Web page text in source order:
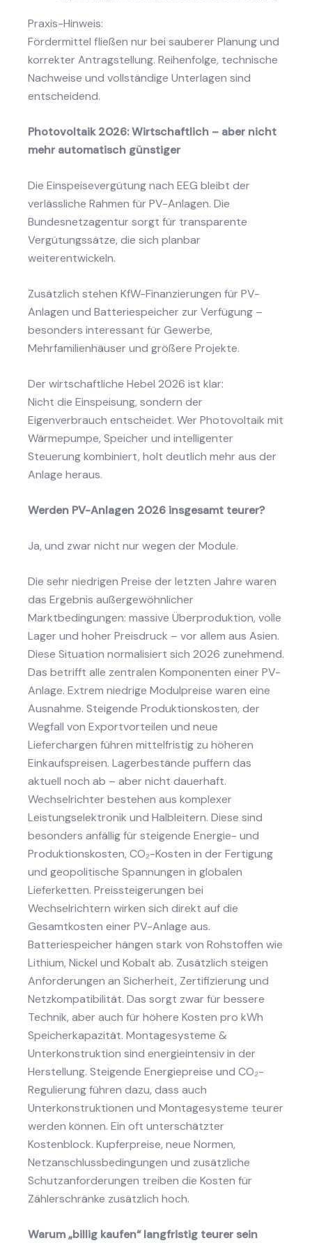
Praxis-Hinweis:
Fördermittel fließen nur bei sauberer Planung und
korrekter Antragstellung. Reihenfolge, technische
Nachweise und vollständige Unterlagen sind
entscheidend.
Photovoltaik 2026: Wirtschaftlich – aber nicht
mehr automatisch günstiger
Die Einspeisevergütung nach EEG bleibt der
verlässliche Rahmen für PV-Anlagen. Die
Bundesnetzagentur sorgt für transparente
Vergütungssätze, die sich planbar
weiterentwickeln.
Zusätzlich stehen KfW-Finanzierungen für PV-
Anlagen und Batteriespeicher zur Verfügung –
besonders interessant für Gewerbe,
Mehrfamilienhäuser und größere Projekte.
Der wirtschaftliche Hebel 2026 ist klar:
Nicht die Einspeisung, sondern der
Eigenverbrauch entscheidet. Wer Photovoltaik mit
Wärmepumpe, Speicher und intelligenter
Steuerung kombiniert, holt deutlich mehr aus der
Anlage heraus.
Werden PV-Anlagen 2026 insgesamt teurer?
Ja, und zwar nicht nur wegen der Module.
Die sehr niedrigen Preise der letzten Jahre waren
das Ergebnis außergewöhnlicher
Marktbedingungen: massive Überproduktion, volle
Lager und hoher Preisdruck – vor allem aus Asien.
Diese Situation normalisiert sich 2026 zunehmend.
Das betrifft alle zentralen Komponenten einer PV-
Anlage. Extrem niedrige Modulpreise waren eine
Ausnahme. Steigende Produktionskosten, der
Wegfall von Exportvorteilen und neue
Lieferchargen führen mittelfristig zu höheren
Einkaufspreisen. Lagerbestände puffern das
aktuell noch ab – aber nicht dauerhaft.
Wechselrichter bestehen aus komplexer
Leistungselektronik und Halbleitern. Diese sind
besonders anfällig fürsteigende Energie- und
Produktionskosten, CO₂-Kosten in der Fertigung
und geopolitische Spannungen in globalen
Lieferketten. Preissteigerungen bei
Wechselrichtern wirken sich direkt auf die
Gesamtkosten einer PV-Anlage aus.
Batteriespeicherhängen stark von Rohstoffen wie
Lithium, Nickel und Kobalt ab. Zusätzlich steigen
Anforderungen an Sicherheit, Zertifizierung und
Netzkompatibilität. Das sorgt zwar für bessere
Technik, aber auch für höhere Kosten pro kWh
Speicherkapazität. Montagesysteme &
Unterkonstruktion sind energieintensiv in der
Herstellung. Steigende Energiepreise und CO₂-
Regulierung führen dazu, dass auch
Unterkonstruktionen und Montagesysteme teurer
werden können. Ein oft unterschätzter
Kostenblock. Kupferpreise, neue Normen,
Netzanschlussbedingungen und zusätzliche
Schutzanforderungen treiben die Kosten für
Zählerschränke zusätzlich hoch.
Warum „billig kaufen“ langfristig teurer sein